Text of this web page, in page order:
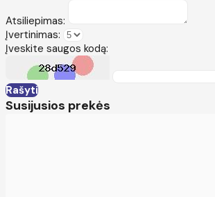
Atsiliepimas:
Įvertinimas:
Įveskite saugos kodą:
Rašyti
Susijusios prekės